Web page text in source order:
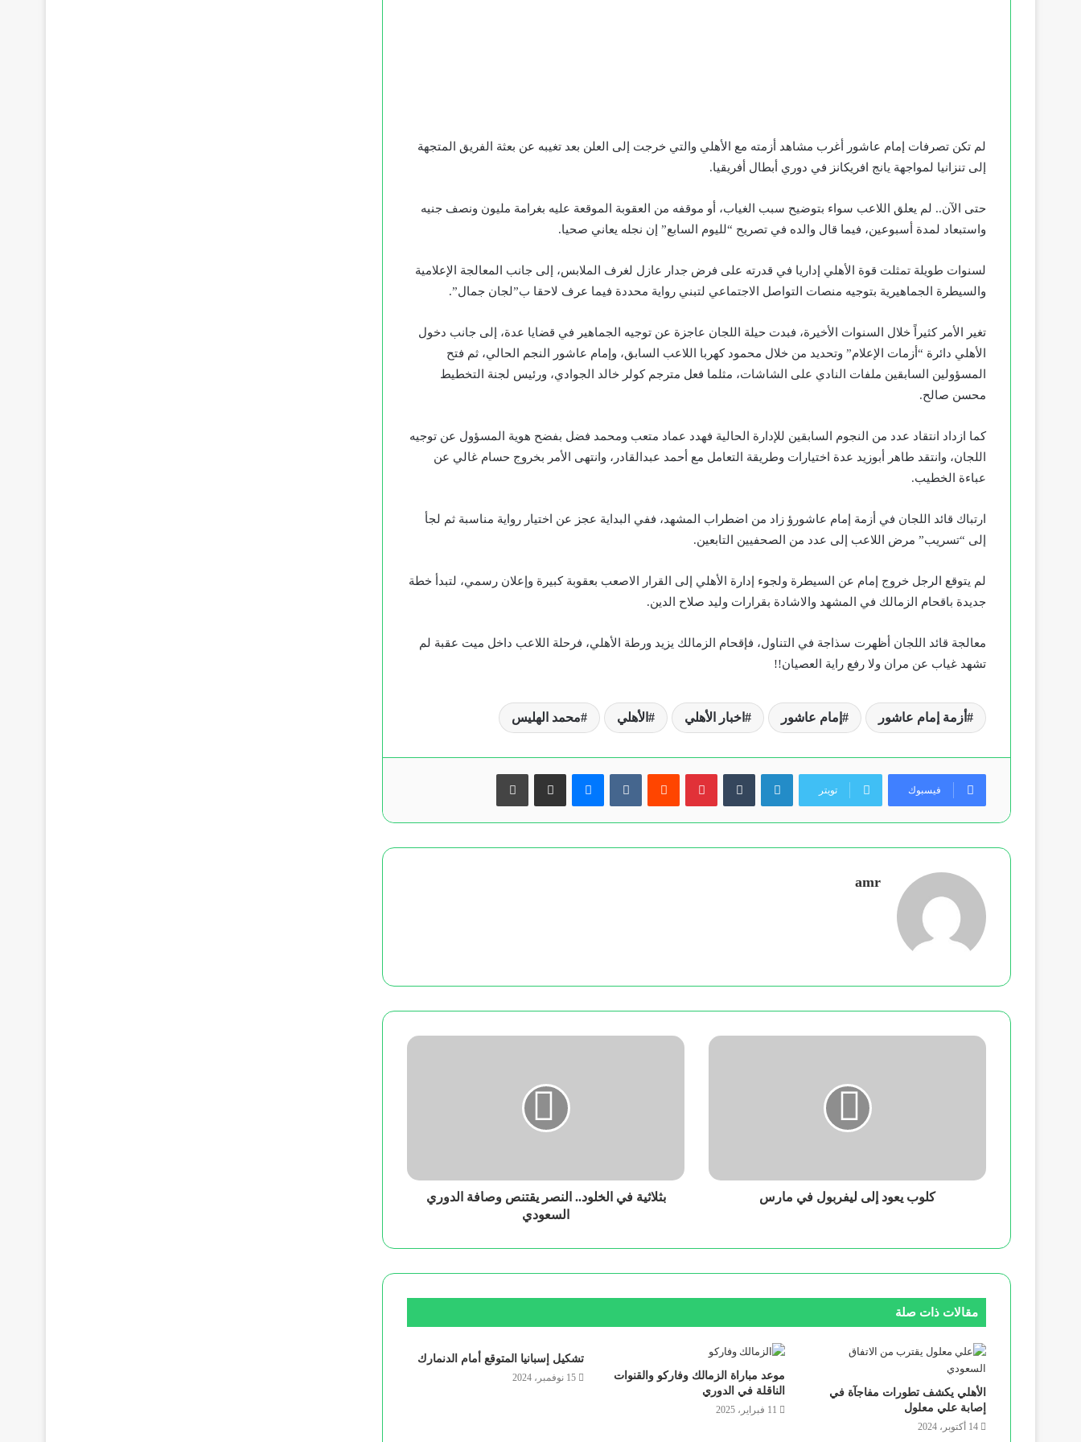
لم تكن تصرفات إمام عاشور أغرب مشاهد أزمته مع الأهلي والتي خرجت إلى العلن بعد تغيبه عن بعثة الفريق المتجهة
إلى تنزانيا لمواجهة يانج افريكانز في دوري أبطال أفريقيا.
حتى الآن.. لم يعلق اللاعب سواء بتوضيح سبب الغياب، أو موقفه من العقوبة الموقعة عليه بغرامة مليون ونصف جنيه
واستبعاد لمدة أسبوعين، فيما قال والده في تصريح “لليوم السابع” إن نجله يعاني صحيا.
لسنوات طويلة تمثلت قوة الأهلي إداريا في قدرته على فرض جدار عازل لغرف الملابس، إلى جانب المعالجة الإعلامية
والسيطرة الجماهيرية بتوجيه منصات التواصل الاجتماعي لتبني رواية محددة فيما عرف لاحقا ب”لجان جمال”.
تغير الأمر كثيراً خلال السنوات الأخيرة، فبدت حيلة اللجان عاجزة عن توجيه الجماهير في قضايا عدة، إلى جانب دخول
الأهلي دائرة “أزمات الإعلام” وتحديد من خلال محمود كهربا اللاعب السابق، وإمام عاشور النجم الحالي، ثم فتح
المسؤولين السابقين ملفات النادي على الشاشات، مثلما فعل مترجم كولر خالد الجوادي، ورئيس لجنة التخطيط
محسن صالح.
كما ازداد انتقاد عدد من النجوم السابقين للإدارة الحالية فهدد عماد متعب ومحمد فضل بفضح هوية المسؤول عن توجيه
اللجان، وانتقد طاهر أبوزيد عدة اختيارات وطريقة التعامل مع أحمد عبدالقادر، وانتهى الأمر بخروج حسام غالي عن
عباءة الخطيب.
ارتباك قائد اللجان في أزمة إمام عاشورؤ زاد من اضطراب المشهد، ففي البداية عجز عن اختيار رواية مناسبة ثم لجأ
إلى “تسريب” مرض اللاعب إلى عدد من الصحفيين التابعين.
لم يتوقع الرجل خروج إمام عن السيطرة ولجوء إدارة الأهلي إلى القرار الاصعب بعقوبة كبيرة وإعلان رسمي، لتبدأ خطة
جديدة باقحام الزمالك في المشهد والاشادة بقرارات وليد صلاح الدين.
معالجة قائد اللجان أظهرت سذاجة في التناول، فإقحام الزمالك يزيد ورطة الأهلي، فرحلة اللاعب داخل ميت عقبة لم
تشهد غياب عن مران ولا رفع راية العصيان!!
أزمة إمام عاشور إمام عاشور اخبار الأهلي الأهلي محمد الهليس
فيسبوك تويتر
لينكدإن بينتيريست ماسنجر مشاركة عبر البريد طباعة
amr
كلوب يعود إلى ليفربول في مارس
بثلاثية في الخلود.. النصر يقتنص وصافة الدوري
السعودي
مقالات ذات صلة
الأهلي يكشف تطورات مفاجآة في
إصابة علي معلول
14 أكتوبر، 2024
موعد مباراة الزمالك وفاركو والقنوات
الناقلة في الدوري
11 فبراير، 2025
تشكيل إسبانيا المتوقع أمام الدنمارك
15 نوفمبر، 2024